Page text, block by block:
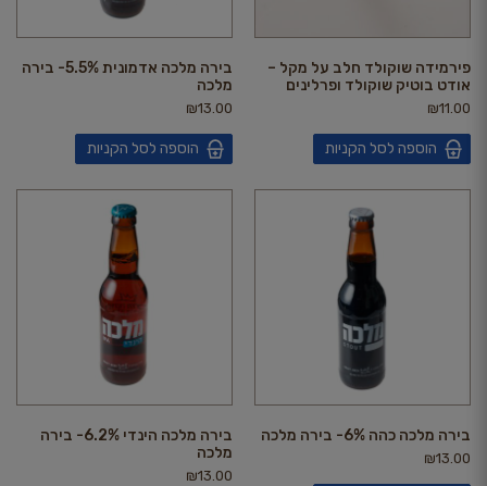
פירמידה שוקולד חלב על מקל –
אודט בוטיק שוקולד ופרלינים
₪11.00
הוספה לסל הקניות
בירה מלכה אדמונית 5.5%- בירה
מלכה
₪13.00
הוספה לסל הקניות
בירה מלכה כהה 6%- בירה מלכה
₪13.00
בירה מלכה הינדי 6.2%- בירה
מלכה
₪13.00